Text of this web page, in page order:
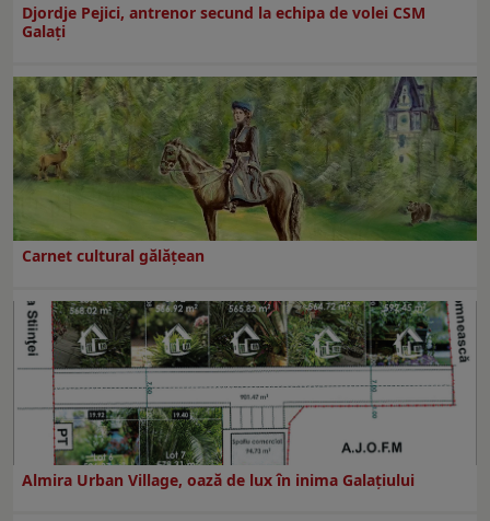
Djordje Pejici, antrenor secund la echipa de volei CSM
Galați
Carnet cultural gălăţean
Almira Urban Village, oază de lux în inima Galațiului